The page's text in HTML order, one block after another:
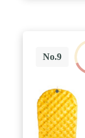
No.9